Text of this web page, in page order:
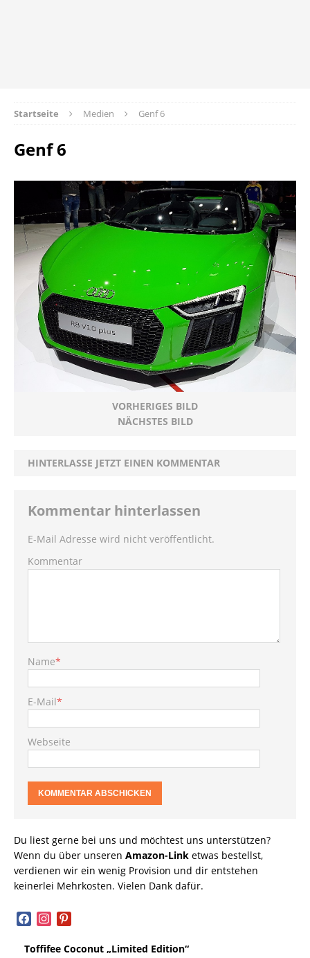
Startseite Medien Genf 6
Genf 6
VORHERIGES BILD
NÄCHSTES BILD
HINTERLASSE JETZT EINEN KOMMENTAR
Kommentar hinterlassen
E-Mail Adresse wird nicht veröffentlicht.
Kommentar
Name*
E-Mail*
Webseite
Du liest gerne bei uns und möchtest uns unterstützen?
Wenn du über unseren Amazon-Link etwas bestellst,
verdienen wir ein wenig Provision und dir entstehen
keinerlei Mehrkosten. Vielen Dank dafür.
facebookinstagram
pinterest
Toffifee Coconut „Limited Edition“